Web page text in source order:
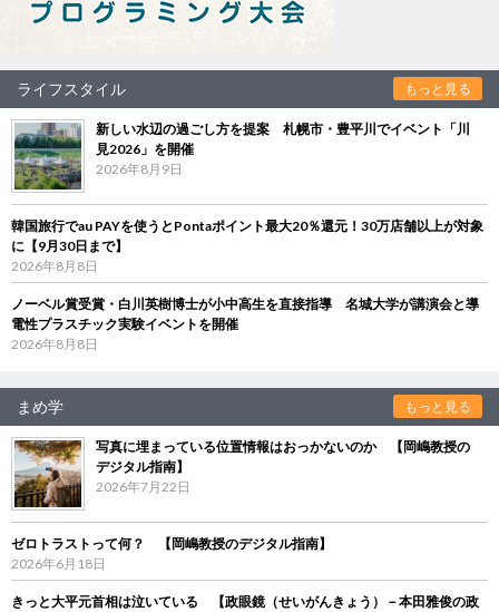
ライフスタイル もっと見る
新しい水辺の過ごし方を提案 札幌市・豊平川でイベント「川
見2026」を開催
2026年8月9日
韓国旅行でau PAYを使うとPontaポイント最大20％還元！30万店舗以上が対象
に【9月30日まで】
2026年8月8日
ノーベル賞受賞・白川英樹博士が小中高生を直接指導 名城大学が講演会と導
電性プラスチック実験イベントを開催
2026年8月8日
まめ学 もっと見る
写真に埋まっている位置情報はおっかないのか 【岡嶋教授の
デジタル指南】
2026年7月22日
ゼロトラストって何？ 【岡嶋教授のデジタル指南】
2026年6月18日
きっと大平元首相は泣いている 【政眼鏡（せいがんきょう）－本田雅俊の政